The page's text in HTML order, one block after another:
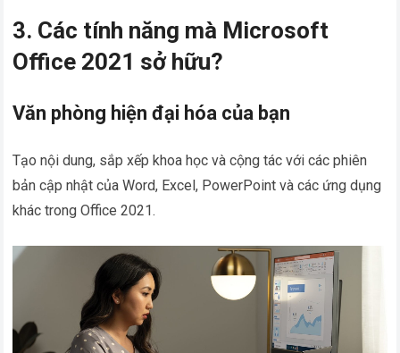
3. Các tính năng mà Microsoft
Office 2021 sở hữu?
Văn phòng hiện đại hóa của bạn
Tạo nội dung, sắp xếp khoa học và cộng tác với các phiên
bản cập nhật của Word, Excel, PowerPoint và các ứng dụng
khác trong Office 2021.